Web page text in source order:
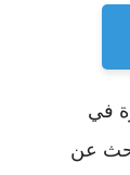
في
عن